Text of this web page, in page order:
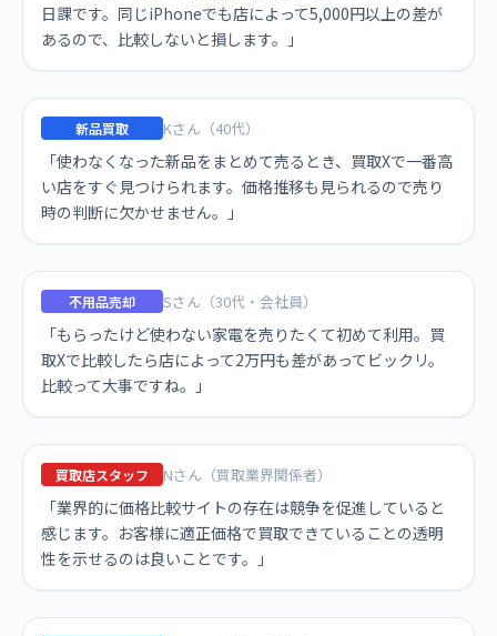
日課です。同じiPhoneでも店によって5,000円以上の差が
あるので、比較しないと損します。」
新品買取 Kさん（40代）
「使わなくなった新品をまとめて売るとき、買取Xで一番高
い店をすぐ見つけられます。価格推移も見られるので売り
時の判断に欠かせません。」
不用品売却 Sさん（30代・会社員）
「もらったけど使わない家電を売りたくて初めて利用。買
取Xで比較したら店によって2万円も差があってビックリ。
比較って大事ですね。」
買取店スタッフ Nさん（買取業界関係者）
「業界的に価格比較サイトの存在は競争を促進していると
感じます。お客様に適正価格で買取できていることの透明
性を示せるのは良いことです。」